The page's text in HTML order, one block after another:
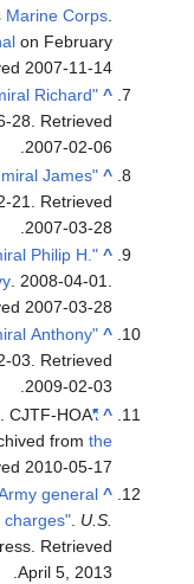
Marine Corps
on February
2007-11-14
^
Richard
28 . Retrieved
2007-02-06
^
James
21
. Retrieved
2007-03-28
^
Philip H.
. 2008-04-01
2007-03-28
^
Anthony
03. Retrieved
2009-02-03
.
^
"CJTF-HOA Under New Command"
. CJTF-HOA
fromthe
2010-05-17
^
general
charges" U.S.
. Retrieved
April 5, 2013
.